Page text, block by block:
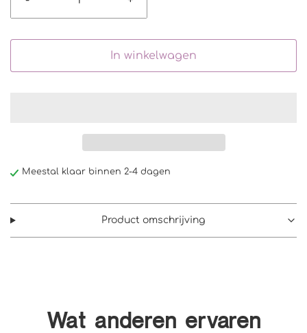
In winkelwagen
Meestal klaar binnen 2-4 dagen
Product omschrijving
Wat anderen ervaren